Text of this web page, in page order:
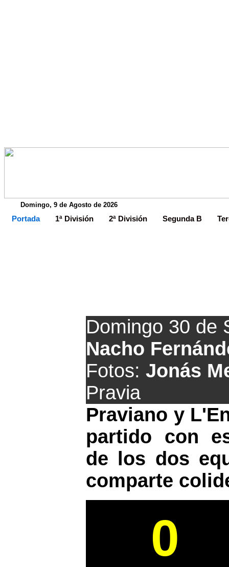
Domingo, 9 de Agosto de 2026
Portada 1ª División 2ª División Segunda B
Domingo 30 de
Nacho
Fotos: Jonás
Pravia
Praviano y
partido con
de los dos
comparte
0